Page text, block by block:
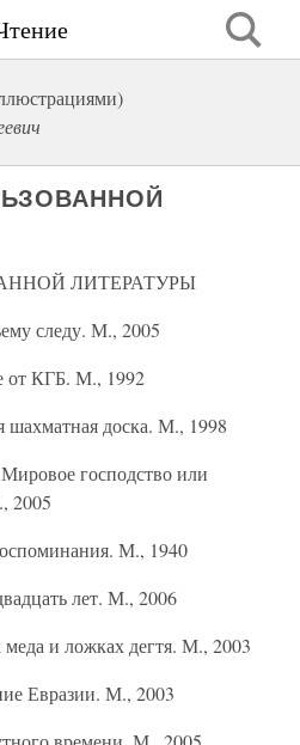
ЛИТЕРАТУРЫ
следу. М., 2005
от КГБ. М., 1992
шахматная доска. М., 1998
господство или
2005
М., 1940
лет. М., 2006
и ложках дегтя. М., 2003
Евразии. М., 2003